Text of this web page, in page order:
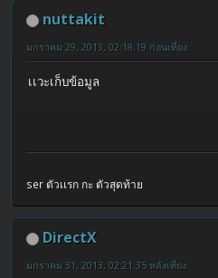
nuttakit
มกราคม 29, 2013, 02:18:19 ก่อนเที่ยง
เเวะเก็บข้อมูล
ser ตัวเเรก กะ ตัวสุดท้าย
DirectX
มกราคม 31, 2013, 02:21:35 หลังเที่ยง